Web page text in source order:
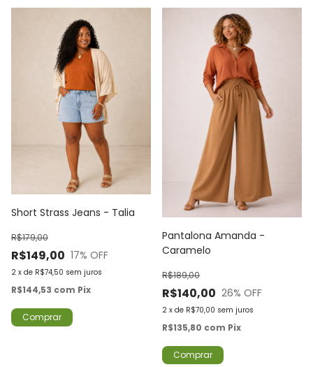
Short Strass Jeans - Talia
R$149,00
R$179,00
17% OFF
2 x de R$74,50 sem juros
R$144,53 com Pix
Comprar
Pantalona Amanda -
Caramelo
R$140,00
R$189,00
26% OFF
2 x de R$70,00 sem juros
R$135,80 com Pix
Comprar